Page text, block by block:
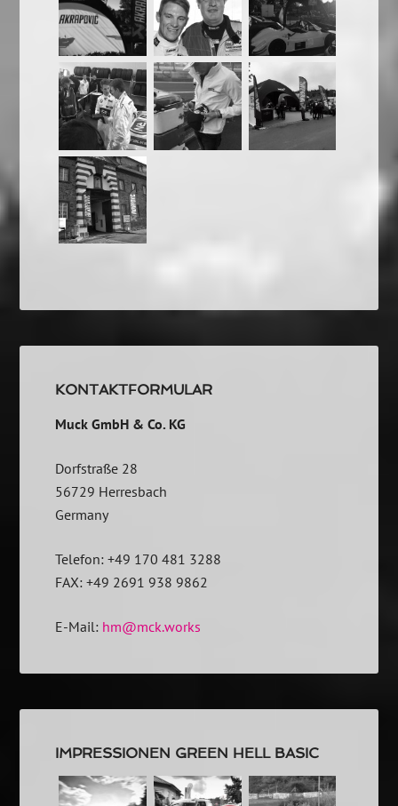
KONTAKTFORMULAR
Muck GmbH & Co. KG
Dorfstraße 28
56729 Herresbach
Germany
Telefon: +49 170 481 3288
FAX: +49 2691 938 9862
E-Mail: hm@mck.works
IMPRESSIONEN GREEN HELL BASIC